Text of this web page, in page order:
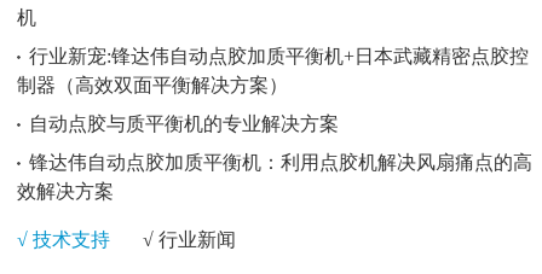
机
行业新宠:锋达伟自动点胶加质平衡机+日本武藏精密点胶控
制器（高效双面平衡解决方案）
自动点胶与质平衡机的专业解决方案
锋达伟自动点胶加质平衡机：利用点胶机解决风扇痛点的高
效解决方案
√ 技术支持 √ 行业新闻